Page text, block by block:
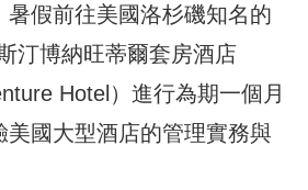
暑假前往美國洛杉磯知名的
汀博納旺蒂爾套房酒店
Hotel）進行為期一個月
美國大型酒店的管理實務與